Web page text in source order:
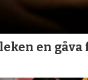
en gåva